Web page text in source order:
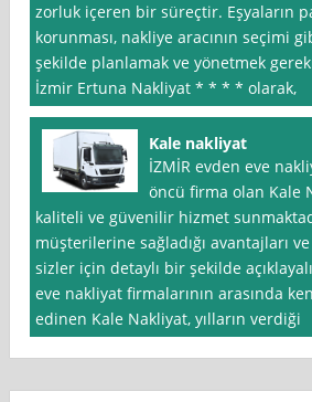
zorluk içeren bir süreçtir. Eşyaların
korunması, nakliye aracının seçimi
şekilde planlamak ve yönetmek
İzmir Ertuna Nakliyat * * * * olarak,
Kale nakliyat
İZMİR evden eve
öncü firma olan Kale
kaliteli ve güvenilir hizmet
müşterilerine sağladığı avantajları
sizler için detaylı bir şekilde
eve nakliyat firmalarının arasında
edinen Kale Nakliyat, yılların verdiği